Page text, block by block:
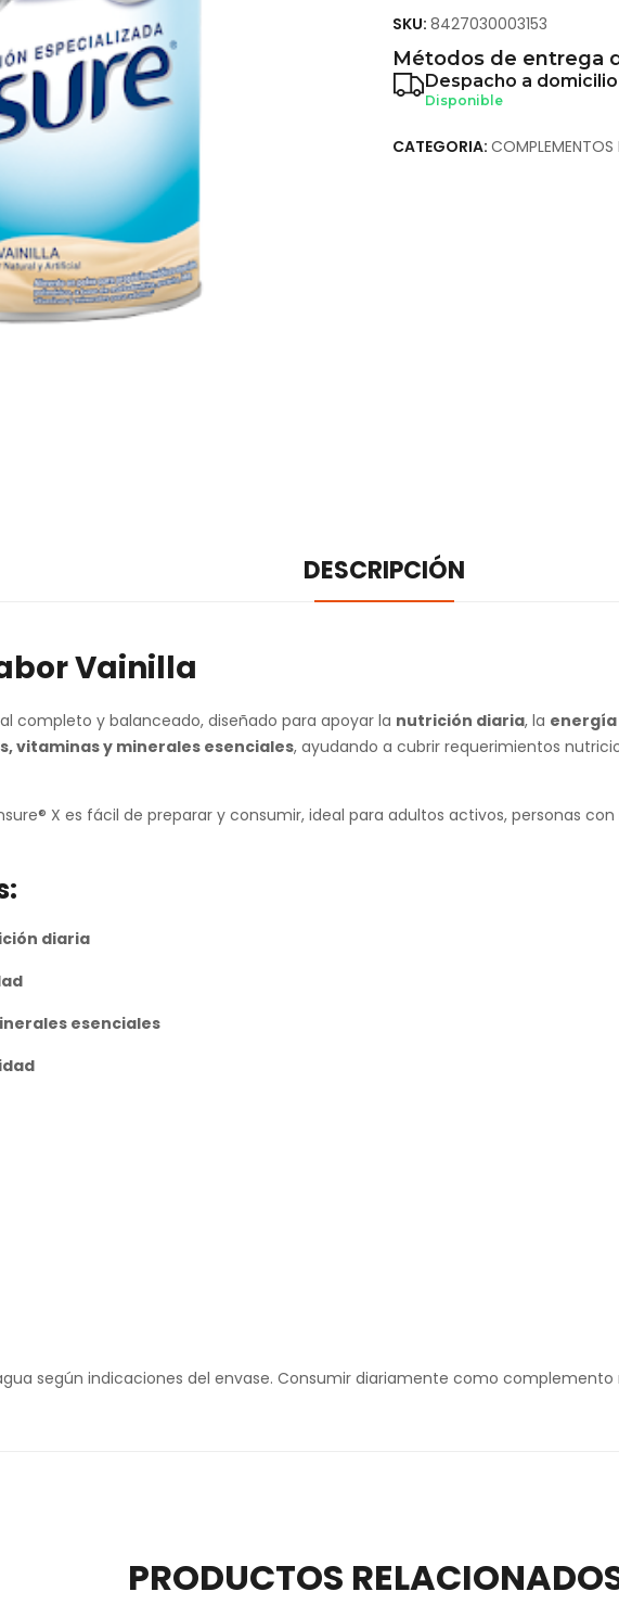
SKU: 8427030003153
Métodos de entrega
Despacho a domicilio
Disponible
CATEGORIA: COMPLEMENTOS
DESCRIPCIÓN
Vainilla
completo y balanceado, diseñado para apoyar la nutrición diaria, la energía
vitaminas y minerales esenciales, ayudando a cubrir requerimientos
X es fácil de preparar y consumir, ideal para adultos activos, personas
diaria
esenciales
según indicaciones del envase. Consumir diariamente como complemento
PRODUCTOS